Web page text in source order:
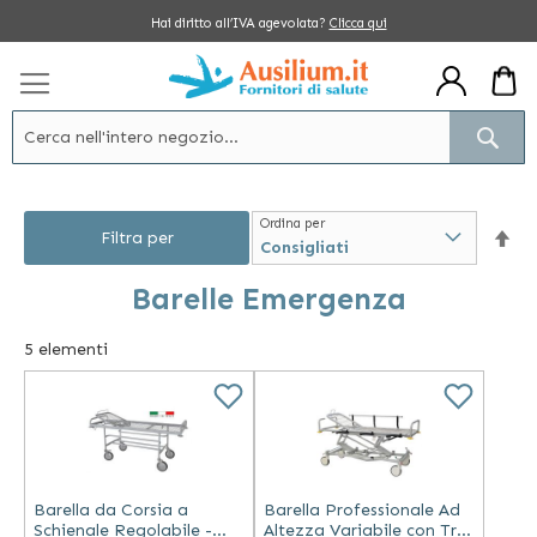
Hai diritto all’IVA agevolata? Clicca qui
Barelle Emergenza
5 elementi
Ordina per
Barella da Corsia a
Schienale Regolabile -
Barella Professionale Ad
Altezza Variabile con Tr e
Filtra per